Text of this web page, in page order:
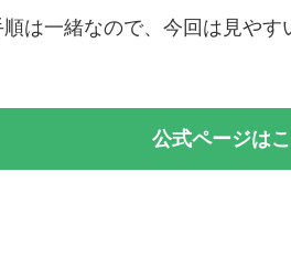
は一緒なので、今回は見や
公式ページは